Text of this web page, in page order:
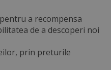
a recompensa
de a descoperi noi
prin preturile